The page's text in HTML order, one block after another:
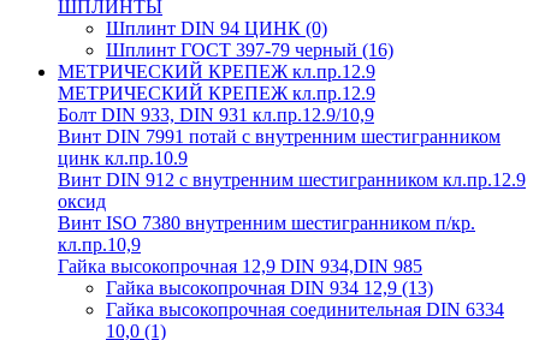
ШПЛИНТЫ
Шплинт DIN 94 ЦИНК (0)
Шплинт ГОСТ 397-79 черный (16)
МЕТРИЧЕСКИЙ КРЕПЕЖ кл.пр.12.9
МЕТРИЧЕСКИЙ КРЕПЕЖ кл.пр.12.9
Болт DIN 933, DIN 931 кл.пр.12.9/10,9
Винт DIN 7991 потай с внутренним шестигранником
цинк кл.пр.10.9
Винт DIN 912 с внутренним шестигранником кл.пр.12.9
оксид
Винт ISO 7380 внутренним шестигранником п/кр.
кл.пр.10,9
Гайка высокопрочная 12,9 DIN 934,DIN 985
Гайка высокопрочная DIN 934 12,9 (13)
Гайка высокопрочная соединительная DIN 6334
10,0 (1)